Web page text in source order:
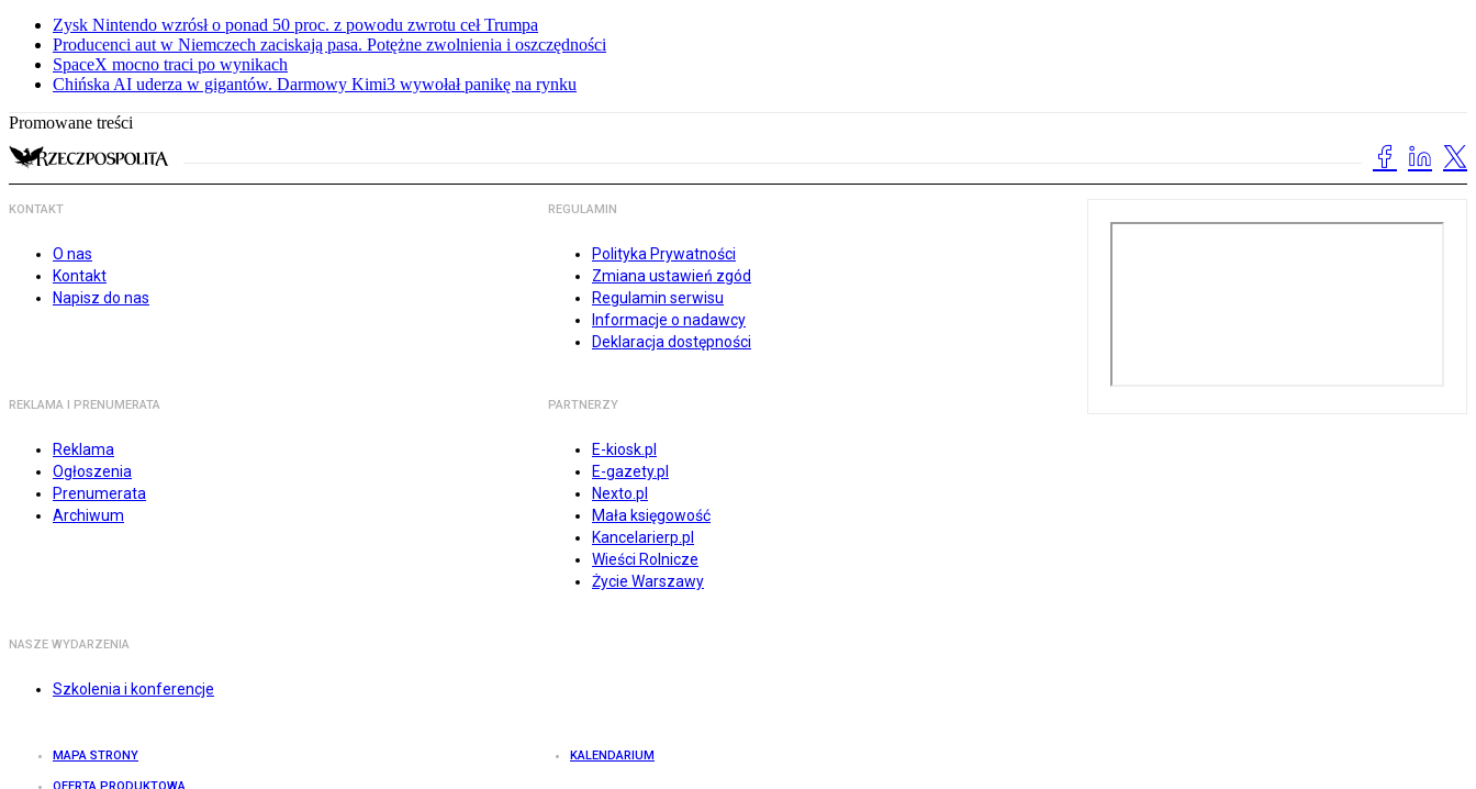
Zysk Nintendo wzrósł o ponad 50 proc. z powodu zwrotu ceł Trumpa
Producenci aut w Niemczech zaciskają pasa. Potężne zwolnienia i oszczędności
SpaceX mocno traci po wynikach
Chińska AI uderza w gigantów. Darmowy Kimi3 wywołał panikę na rynku
Promowane treści
KONTAKT
O nas
Kontakt
Napisz do nas
REGULAMIN
Polityka Prywatności
Zmiana ustawień zgód
Regulamin serwisu
Informacje o nadawcy
Deklaracja dostępności
REKLAMA I PRENUMERATA
Reklama
Ogłoszenia
Prenumerata
Archiwum
PARTNERZY
E-kiosk.pl
E-gazety.pl
Nexto.pl
Mała księgowość
Kancelarierp.pl
Wieści Rolnicze
Życie Warszawy
NASZE WYDARZENIA
Szkolenia i konferencje
MAPA STRONY KALENDARIUM